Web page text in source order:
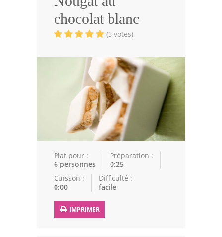
Volailles
Cuisines Orientales
Recettes marocaine
Cuisine Algérienne
Cuisine Tunisienne
Cuisine Juive
Cuisine Libanaise
Astuces de cuisine
chocolat blanc
(3 votes)
Plat pour :
6 personnes
Préparation :
0:25
Cuisson :
0:00
Difficulté :
facile
IMPRIMER